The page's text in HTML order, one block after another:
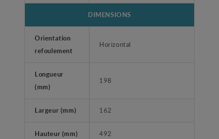
DIMENSIONS
Orientation
refoulement
Horizontal
Longueur
(mm)
198
Largeur (mm) 162
Hauteur (mm) 492